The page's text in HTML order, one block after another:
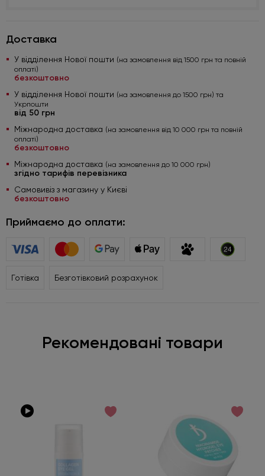
Доставка
У відділення Нової пошти (на замовлення від 1500 грн та повній
оплаті)
безкоштовно
У відділення Нової пошти (на замовлення до 1500 грн) та
Укрпошти
від 50 грн
Міжнародна доставка (на замовлення від 10 000 грн та повній
оплаті)
безкоштовно
Міжнародна доставка (на замовлення до 10 000 грн)
згідно тарифів перевізника
Самовивіз з магазину у Києві
безкоштовно
Приймаємо до оплати:
Готівка Безготівковий розрахунок
Рекомендовані товари